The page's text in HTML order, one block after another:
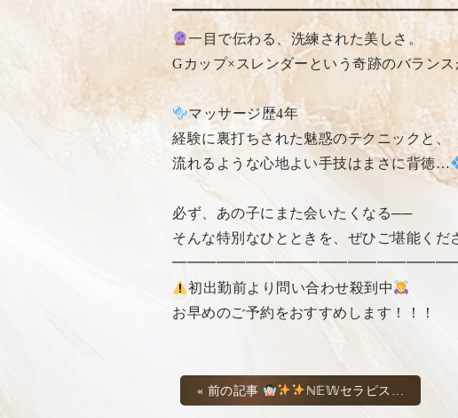
一目で伝わる、洗練された美しさ。
Gカップ×スレンダーという奇跡のバラン
マッサージ歴4年
経験に裏打ちされた魅惑のテクニックと、
流れるような心地よい手技はまさに背徳…
必ず、あの子にまた会いたくなる──
そんな特別なひとときを、ぜひご堪能くだ
初出勤前より問い合わせ殺到中
お早めのご予約をおすすめします！！！
« 前の記事 ℕ𝔼𝕎セラピスト